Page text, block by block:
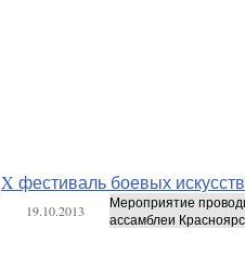
X фестиваль боевых
19.10.2013
Мероприятие
ассамблеи